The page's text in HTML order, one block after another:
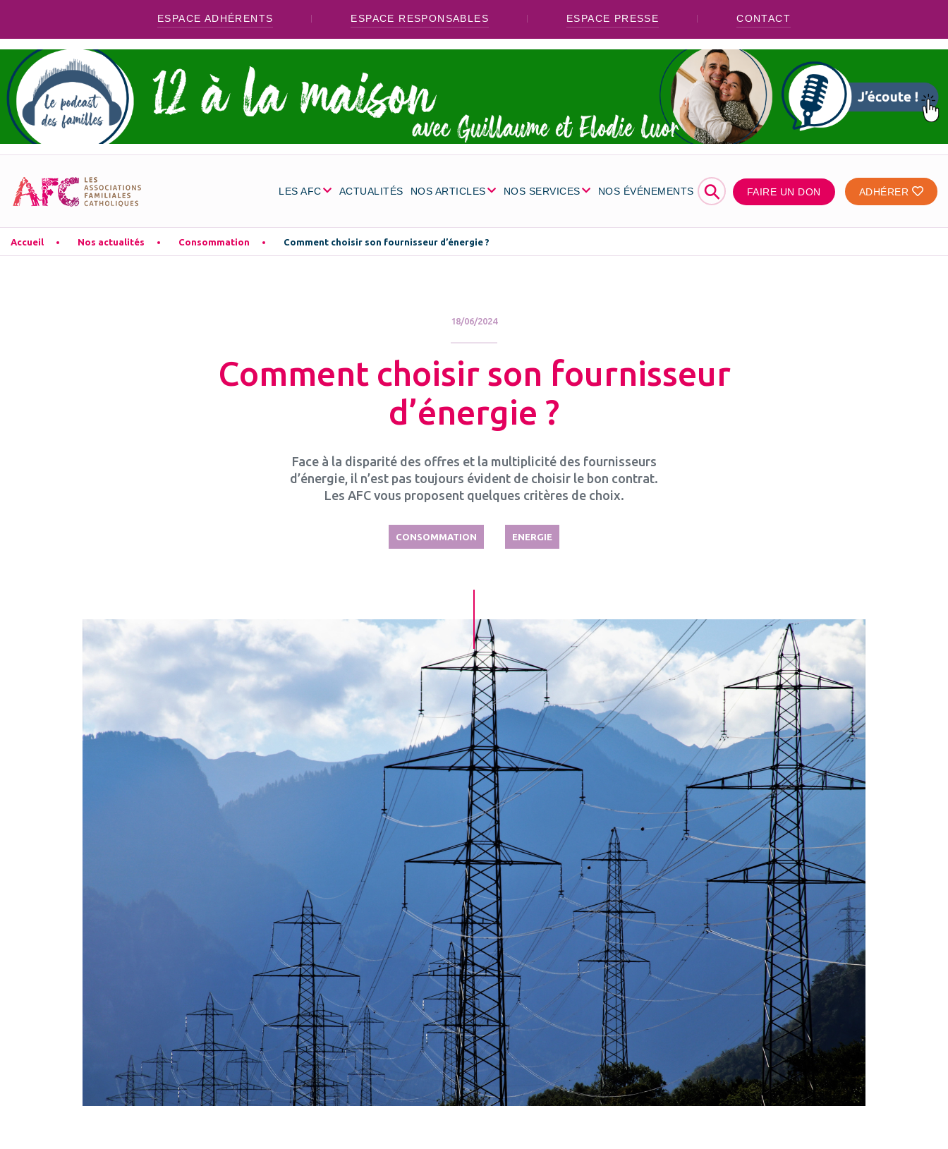
ESPACE ADHÉRENTS ESPACE RESPONSABLES ESPACE PRESSE CONTACT
LES AFC ACTUALITÉS NOS ARTICLES NOS SERVICES NOS ÉVÉNEMENTS ⚲ FAIRE UN DON ADHÉRER
Accueil Nos actualités Consommation Comment choisir son fournisseur d’énergie ?
18/06/2024
Comment choisir son fournisseur
d’énergie ?
Face à la disparité des offres et la multiplicité des fournisseurs
d’énergie, il n’est pas toujours évident de choisir le bon contrat.
Les AFC vous proposent quelques critères de choix.
CONSOMMATION ENERGIE